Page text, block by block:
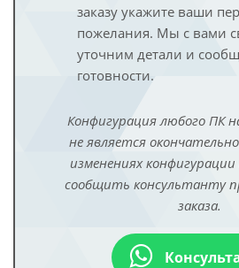
заказу укажите ваши
пожелания. Мы с вами
уточним детали и
готовности.
Конфигурация любого ПК
не является
изменениях
сообщить консультанту
заказа.